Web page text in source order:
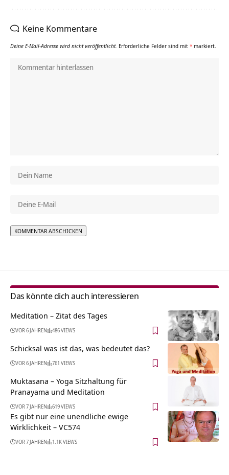
Keine Kommentare
Deine E-Mail-Adresse wird nicht veröffentlicht. Erforderliche Felder sind mit * markiert.
Das könnte dich auch interessieren
Meditation – Zitat des Tages
VOR 6 JAHREN 486 VIEWS
Schicksal was ist das, was bedeutet das?
VOR 6 JAHREN 761 VIEWS
Muktasana – Yoga Sitzhaltung für
Pranayama und Meditation
VOR 7 JAHREN 619 VIEWS
Es gibt nur eine unendliche ewige
Wirklichkeit – VC574
VOR 7 JAHREN 1.1K VIEWS